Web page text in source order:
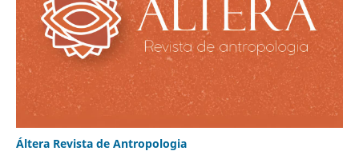
Áltera Revista de Antropologia